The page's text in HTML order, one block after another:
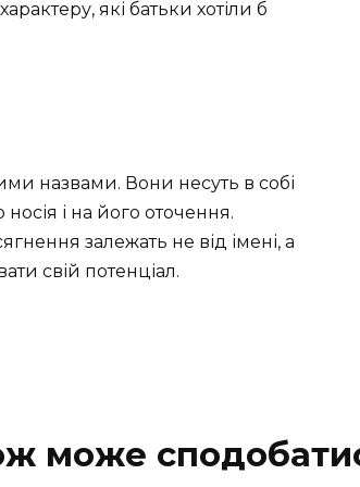
які батьки хотіли б
назвами. Вони несуть в собі
і на його оточення.
залежать не від імені, а
свій потенціал.
може